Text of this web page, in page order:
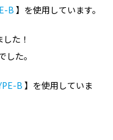
B】を使用しています。
た！
た。
B】を使用していま